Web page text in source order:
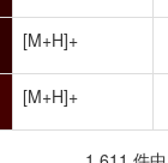
[M+H]+
[M+H]+